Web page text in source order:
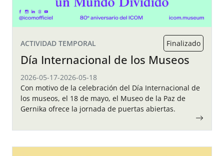
ACTIVIDAD TEMPORAL Finalizado
Dí­a Internacional de los Museos
2026-05-17-2026-05-18
Con motivo de la celebración del Día Internacional de
los museos, el 18 de mayo, el Museo de la Paz de
Gernika ofrece la jornada de puertas abiertas.